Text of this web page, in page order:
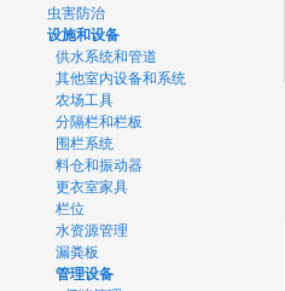
虫害防治
设施和设备
供水系统和管道
其他室内设备和系统
农场工具
分隔栏和栏板
围栏系统
料仓和振动器
更衣室家具
栏位
水资源管理
漏粪板
管理设备